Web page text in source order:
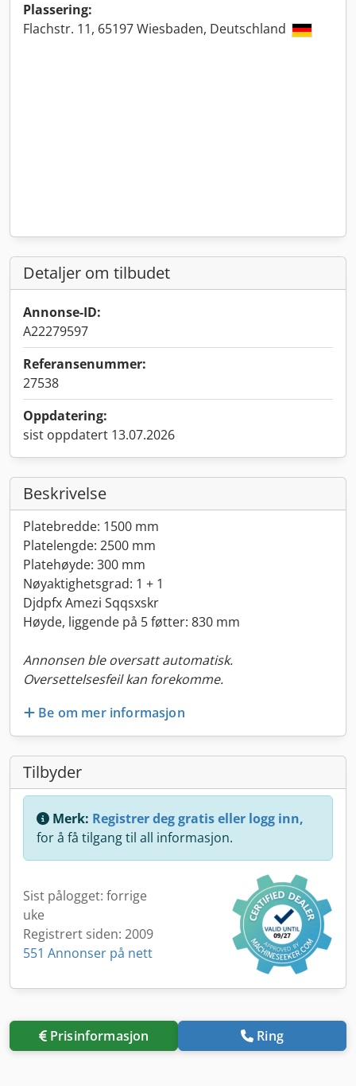
Plassering:
Flachstr. 11, 65197 Wiesbaden, Deutschland
Detaljer om tilbudet
Annonse-ID:
A22279597
Referansenummer:
27538
Oppdatering:
sist oppdatert 13.07.2026
Beskrivelse
Platebredde: 1500 mm
Platelengde: 2500 mm
Platehøyde: 300 mm
Nøyaktighetsgrad: 1 + 1
Djdpfx Amezi Sqqsxskr
Høyde, liggende på 5 føtter: 830 mm
Annonsen ble oversatt automatisk.
Oversettelsesfeil kan forekomme.
Be om mer informasjon
Tilbyder
Merk: Registrer deg gratis eller logg inn,
for å få tilgang til all informasjon.
Sist pålogget: forrige
uke
Registrert siden: 2009
551 Annonser på nett
Prisinformasjon Ring